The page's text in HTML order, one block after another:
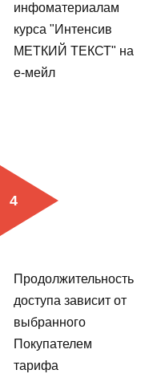
инфоматериалам
курса "Интенсив
МЕТКИЙ ТЕКСТ" на
е-мейл
Продолжительность
доступа зависит от
выбранного
Покупателем
тарифа